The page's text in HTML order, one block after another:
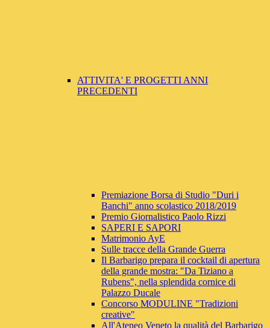
ATTIVITA' E PROGETTI ANNI
PRECEDENTI
Premiazione Borsa di Studio "Duri i
Banchi" anno scolastico 2018/2019
Premio Giornalistico Paolo Rizzi
SAPERI E SAPORI
Matrimonio AyE
Sulle tracce della Grande Guerra
Il Barbarigo prepara il cocktail di apertura
della grande mostra: "Da Tiziano a
Rubens", nella splendida cornice di
Palazzo Ducale
Concorso MODULINE "Tradizioni
creative"
All'Ateneo Veneto la qualità del Barbarigo